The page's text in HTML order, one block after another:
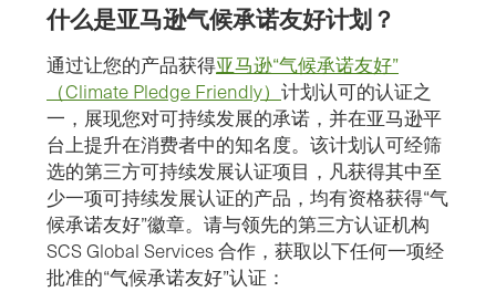
什么是亚马逊气候承诺友好计划？
通过让您的产品获得亚马逊“气候承诺友好”
（Climate Pledge Friendly） 计划认可的认证之
一，展现您对可持续发展的承诺，并在亚马逊平
台上提升在消费者中的知名度。该计划认可经筛
选的第三方可持续发展认证项目，凡获得其中至
少一项可持续发展认证的产品，均有资格获得“气
候承诺友好”徽章。请与领先的第三方认证机构
SCS Global Services 合作，获取以下任何一项经
批准的“气候承诺友好”认证：